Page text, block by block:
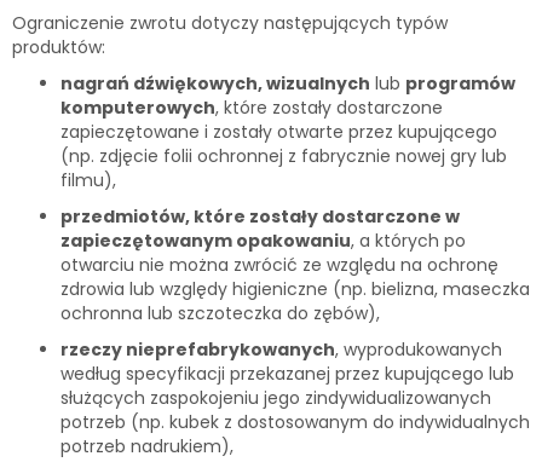
Ograniczenie zwrotu dotyczy następujących typów
produktów:
nagrań dźwiękowych, wizualnych lub programów
komputerowych, które zostały dostarczone
zapieczętowane i zostały otwarte przez kupującego
(np. zdjęcie folii ochronnej z fabrycznie nowej gry lub
filmu),
przedmiotów, które zostały dostarczone w
zapieczętowanym opakowaniu, a których po
otwarciu nie można zwrócić ze względu na ochronę
zdrowia lub względy higieniczne (np. bielizna, maseczka
ochronna lub szczoteczka do zębów),
rzeczy nieprefabrykowanych, wyprodukowanych
według specyfikacji przekazanej przez kupującego lub
służących zaspokojeniu jego zindywidualizowanych
potrzeb (np. kubek z dostosowanym do indywidualnych
potrzeb nadrukiem),